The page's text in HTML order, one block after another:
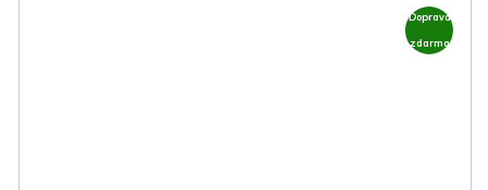
Doprava
zdarma